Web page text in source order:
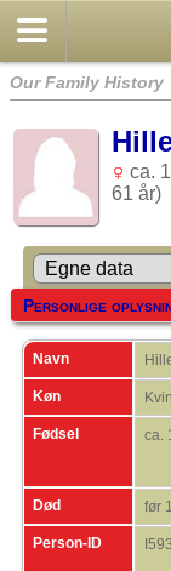
Our Family History
ca.
61 år)
Personlige
Navn
Køn
Fødsel ca.
Død før
Person-ID